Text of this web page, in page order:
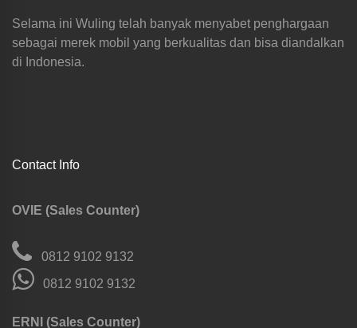
Selama ini Wuling telah banyak menyabet penghargaan
sebagai merek mobil yang berkualitas dan bisa diandalkan
di Indonesia.
Contact Info
OVIE (Sales Counter)
0812 9102 9132
0812 9102 9132
ERNI (Sales Counter)